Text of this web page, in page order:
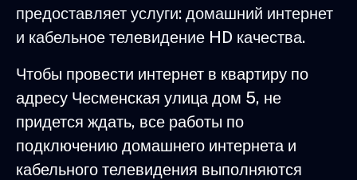
предоставляет услуги: домашний интернет
и кабельное телевидение HD качества.
Чтобы провести интернет в квартиру по
адресу Чесменская улица дом 5, не
придется ждать, все работы по
подключению домашнего интернета и
кабельного телевидения выполняются